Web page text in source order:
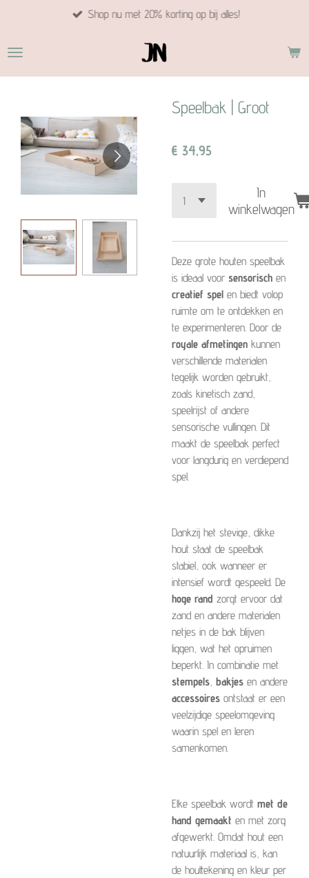
naar
hoofdinhoud
Shop nu met 20% korting op bij alles!
Speelbak | Groot
€ 34,95
In
winkelwagen
Deze grote houten speelbak
is ideaal voor sensorisch en
creatief spel en biedt volop
ruimte om te ontdekken en
te experimenteren. Door de
royale afmetingen kunnen
verschillende materialen
tegelijk worden gebruikt,
zoals kinetisch zand,
speelrijst of andere
sensorische vullingen. Dit
maakt de speelbak perfect
voor langdurig en verdiepend
spel.
Dankzij het stevige, dikke
hout staat de speelbak
stabiel, ook wanneer er
intensief wordt gespeeld. De
hoge rand zorgt ervoor dat
zand en andere materialen
netjes in de bak blijven
liggen, wat het opruimen
beperkt. In combinatie met
stempels bakjes en andere
accessoires ontstaat er een
veelzijdige speelomgeving
waarin spel en leren
samenkomen.
Elke speelbak wordt met de
hand gemaakt en met zorg
afgewerkt. Omdat hout een
natuurlijk materiaal is, kan
de houttekening en kleur per